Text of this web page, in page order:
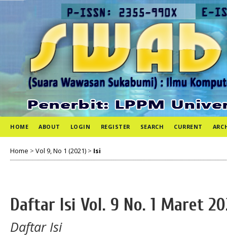
HOME ABOUT LOGIN REGISTER SEARCH CURRENT
Home > Vol 9, No 1 (2021) > Isi
Daftar Isi Vol. 9 No. 1 Maret
Daftar Isi